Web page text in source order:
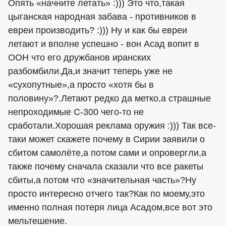
Опять «начните летать» :))) Это что,такая
цыганская народная забава - противников в
евреи производить? :))) Ну и как бы евреи
летают и вполне успешно - вон Асад вопит в
ООН что его дружбанов иранских
разбомбили.Да,и значит теперь уже не
«сухопутные»,а просто «хотя бы в
половину»?.Летают редко да метко,а страшные
непроходимые С-300 чего-то не
сработали.Хорошая реклама оружия :))) Так все-
таки может скажете почему в Сирии заявили о
сбитом самолёте,а потом сами и опровергли,а
также почему сначала сказали что все ракеты
сбиты,а потом что «значительная часть»?Ну
просто интересно отчего так?Как по моему,это
именно полная потеря лица Асадом,все вот это
мельтешение.